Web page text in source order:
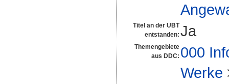
Titel an der UBT
entstanden: Ja
Themengebiete
aus DDC: 000
Werke